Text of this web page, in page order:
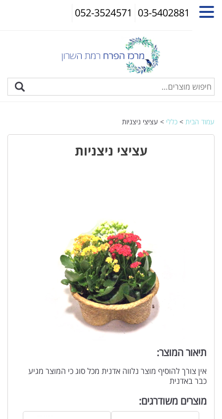
03-5402881
052-3524571
עמוד הבית > כללי > עציצי ניצניות
עציצי ניצניות
תיאור המוצר:
אין צורך להוסיף מוצר נלווה אדנית מכל סוג כי המוצר מגיע
כבר באדנית
מוצרים משודרגים: